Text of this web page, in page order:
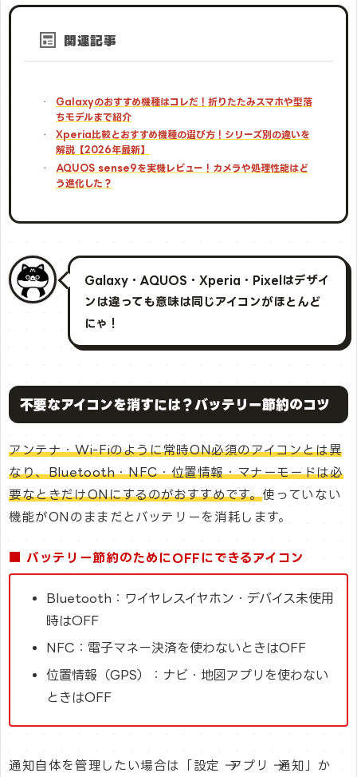
関連記事
Galaxyのおすすめ機種はコレだ！折りたたみスマホや型落
ちモデルまで紹介
Xperia比較とおすすめ機種の選び方！シリーズ別の違いを
解説【2026年最新】
AQUOS sense9を実機レビュー！カメラや処理性能はど
う進化した？
Galaxy・AQUOS・Xperia・Pixelはデザイ
ンは違っても意味は同じアイコンがほとんど
にゃ！
不要なアイコンを消すには？バッテリー節約のコツ
アンテナ・Wi-Fiのように常時ON必須のアイコンとは異
なり、Bluetooth・NFC・位置情報・マナーモードは必
要なときだけONにするのがおすすめです。使っていない
機能がONのままだとバッテリーを消耗します。
■ バッテリー節約のためにOFFにできるアイコン
Bluetooth：ワイヤレスイヤホン・デバイス未使用
時はOFF
NFC：電子マネー決済を使わないときはOFF
位置情報（GPS）：ナビ・地図アプリを使わない
ときはOFF
通知自体を管理したい場合は「設定 → アプリ → 通知」か